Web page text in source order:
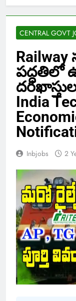
CENTRAL GOVT
Railway
పద్ధతిలో
India
Inbjobs 2